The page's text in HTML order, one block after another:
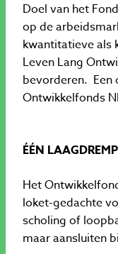
Doel van het
op de
kwantitatieve als
Leven Lang
bevorderen. Een
Ontwikkelfonds
ÉÉN
Het
loket-gedachte
scholing of
maar aansluiten